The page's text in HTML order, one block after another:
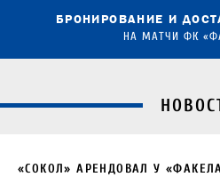
БРОНИРОВАНИЕ И
НА МАТЧИ ФК
«СОКОЛ» АРЕНДОВАЛ У